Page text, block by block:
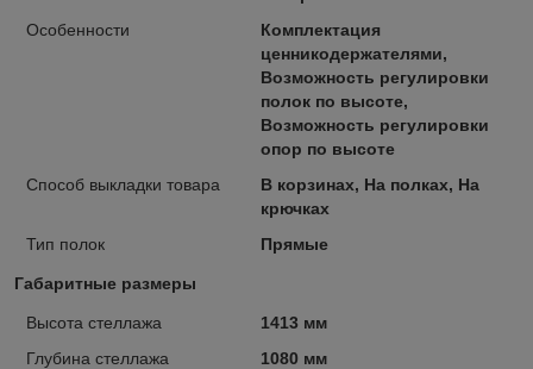
Особенности
Комплектация
ценникодержателями,
Возможность регулировки
полок по высоте,
Возможность регулировки
опор по высоте
Способ выкладки товара
В корзинах, На полках, На
крючках
Тип полок
Прямые
Габаритные размеры
Высота стеллажа
1413 мм
Глубина стеллажа
1080 мм